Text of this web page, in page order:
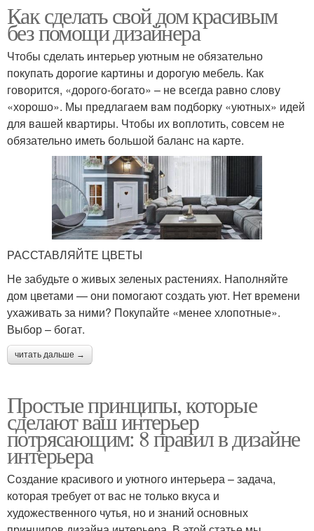
Как сделать свой дом красивым
без помощи дизайнера
Чтобы сделать интерьер уютным не обязательно
покупать дорогие картины и дорогую мебель. Как
говорится, «дорого-богато» – не всегда равно слову
«хорошо». Мы предлагаем вам подборку «уютных» идей
для вашей квартиры. Чтобы их воплотить, совсем не
обязательно иметь большой баланс на карте.
РАССТАВЛЯЙТЕ ЦВЕТЫ
Не забудьте о живых зеленых растениях. Наполняйте
дом цветами — они помогают создать уют. Нет времени
ухаживать за ними? Покупайте «менее хлопотные».
Выбор – богат.
читать дальше →
Простые принципы, которые
сделают ваш интерьер
потрясающим: 8 правил в дизайне
интерьера
Создание красивого и уютного интерьера – задача,
которая требует от вас не только вкуса и
художественного чутья, но и знаний основных